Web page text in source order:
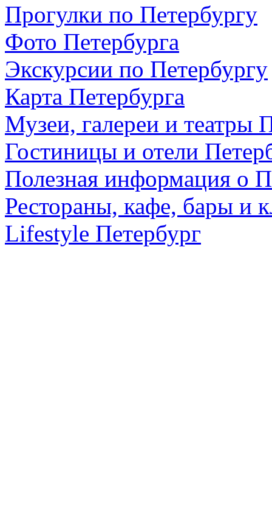
Прогулки по Петербургу
Фото Петербурга
Экскурсии по Петербургу
Карта Петербурга
Музеи, галереи и театры
Гостиницы и отели
Полезная информация о
Рестораны, кафе, бары и
Lifestyle Петербург